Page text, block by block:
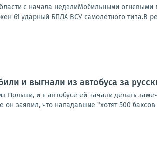
с начала неделиМобильными
61 ударный БПЛА ВСУ самолётного типа.В
и выгнали из автобуса за
Польши, и в автобусе ей начали делать
он заявил, что нападавшие "хотят 500